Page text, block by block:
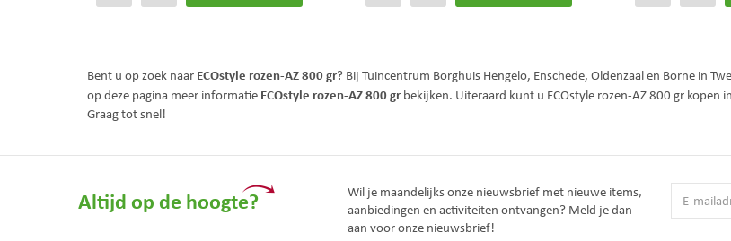
Bent u op zoek naar ECOstyle rozen-AZ 800 gr? Bij Tuincentrum Borghuis Hengelo, Enschede, Oldenzaal en Borne in
op deze pagina meer informatie ECOstyle rozen-AZ 800 gr bekijken. Uiteraard kunt u ECOstyle rozen-AZ 800 gr kopen
Graag tot snel!
Altijd op de hoogte?
Wil je maandelijks onze nieuwsbrief met nieuwe items,
aanbiedingen en activiteiten ontvangen? Meld je dan
aan voor onze nieuwsbrief!